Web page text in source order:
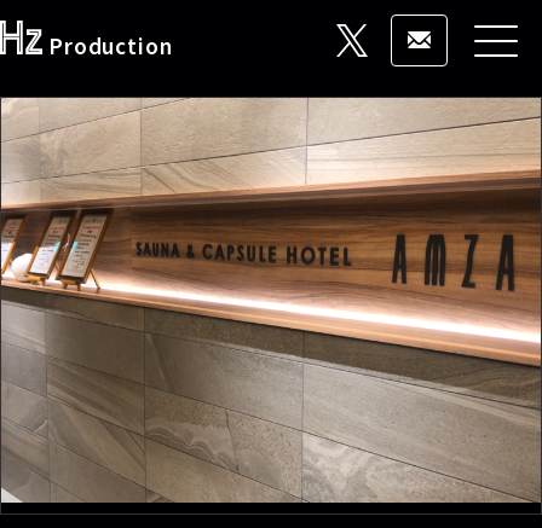
Production
HOME
事業概要
ブランド一覧
稼働状況
お問い合わせ